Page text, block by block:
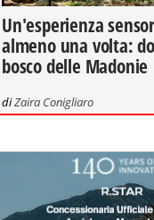
Un'esperienza
almeno una volta:
bosco delle Madonie
diZaira Conigliaro